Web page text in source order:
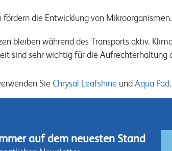
die Entwicklung von Mikroorganismen.
bleiben während des Transports aktiv.
sind sehr wichtig für die Aufrechterhaltung
Sie Chrysal Leafshine undAqua Pad.
auf dem neuesten Stand